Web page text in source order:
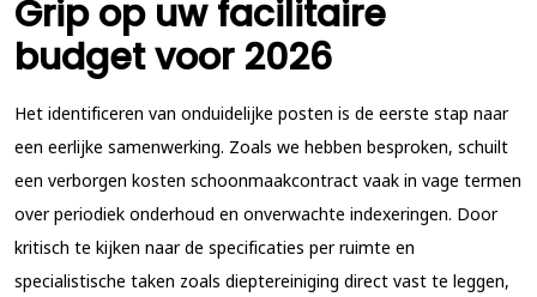
Grip op uw facilitaire
budget voor 2026
Het identificeren van onduidelijke posten is de eerste stap naar
een eerlijke samenwerking. Zoals we hebben besproken, schuilt
een verborgen kosten schoonmaakcontract vaak in vage termen
over periodiek onderhoud en onverwachte indexeringen. Door
kritisch te kijken naar de specificaties per ruimte en
specialistische taken zoals dieptereiniging direct vast te leggen,